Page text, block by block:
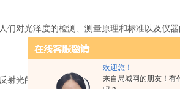
欢迎您！
来自局域网的朋友！有
们对光泽度的检测、测量原理和标准以及仪
光的能力进行评价的物理量。光泽是材料